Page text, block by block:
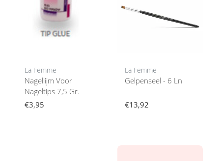
La Femme
Nagellijm Voor
Nageltips 7,5 Gr.
€3,95
La Femme
Gelpenseel - 6 Ln
€13,92